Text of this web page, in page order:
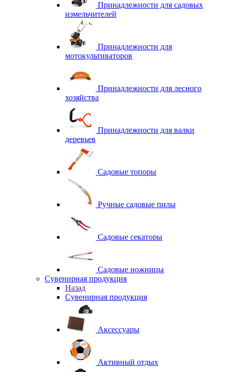
Принадлежности для садовых
измельчителей
Принадлежности для
мотокультиваторов
Принадлежности для лесного
хозяйства
Принадлежности для валки
деревьев
Садовые топоры
Ручные садовые пилы
Садовые секаторы
Садовые ножницы
Сувенирная продукция
Назад
Сувенирная продукция
Аксессуары
Активный отдых